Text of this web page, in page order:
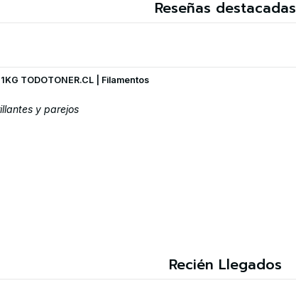
Reseñas destacadas
TODOTONER.CL | Filamentos
y parejos
Recién Llegados